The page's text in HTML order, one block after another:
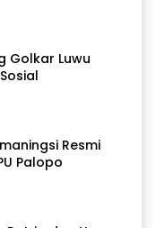
Golkar Luwu
Resmi
Palopo